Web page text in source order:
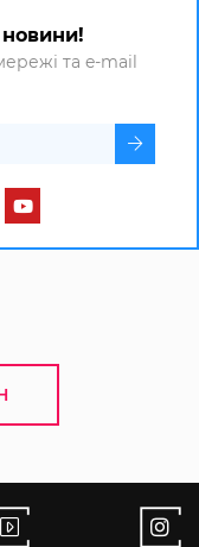
новини!
та e-mail